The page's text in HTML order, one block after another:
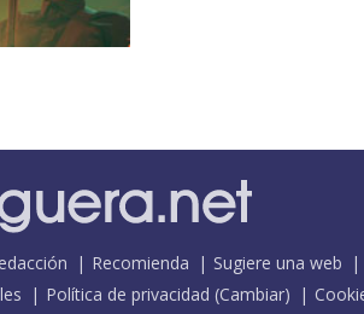
Recomienda
Sugiere una web
Política de privacidad (Cambiar)